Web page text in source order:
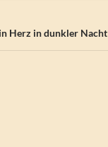
Herz in dunkler Nacht